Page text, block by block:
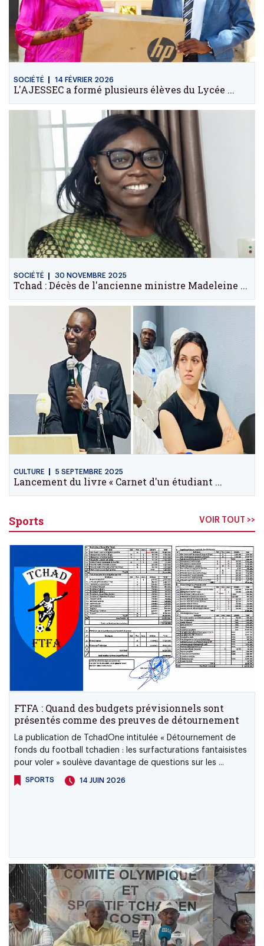
SOCIÉTÉ 14 FÉVRIER 2026
L'AJESSEC a formé plusieurs élèves du Lycée ...
SOCIÉTÉ 30 NOVEMBRE 2025
Tchad : Décès de l'ancienne ministre Madeleine ...
CULTURE 5 SEPTEMBRE 2025
Lancement du livre « Carnet d'un étudiant ...
Sports VOIR TOUT >>
FTFA : Quand des budgets prévisionnels sont
présentés comme des preuves de détournement
La publication de TchadOne intitulée « Détournement de
fonds du football tchadien : les surfacturations fantaisistes
pour voler » soulève davantage de questions sur les ...
SPORTS 14 JUIN 2026